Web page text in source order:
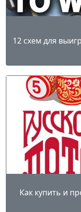
12 схем для
Как купить и